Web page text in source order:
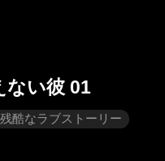
ない彼 01
残酷なラブストーリー